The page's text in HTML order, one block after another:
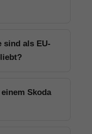
sind als EU-
Skoda